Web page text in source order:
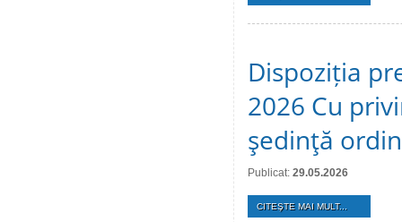
Dispoziția
2026 Cu
şedinţă
Publicat: 29.05.2026
CITEŞTE MAI MULT...